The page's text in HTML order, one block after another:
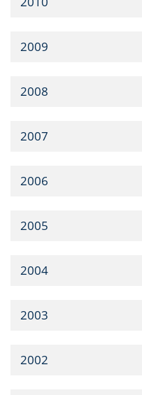
2009
2008
2007
2006
2005
2004
2003
2002